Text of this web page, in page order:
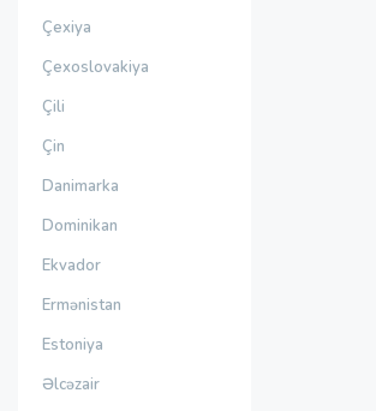
Çexiya
Çexoslovakiya
Çili
Çin
Danimarka
Dominikan
Ekvador
Ermənistan
Estoniya
Əlcəzair